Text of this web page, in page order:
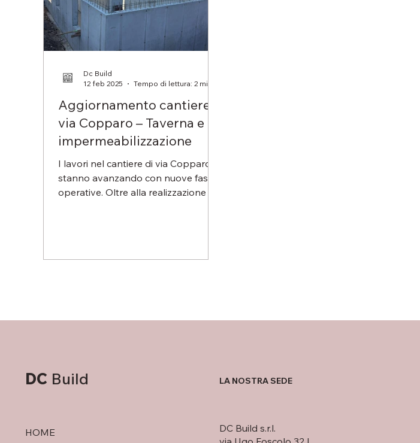
Aggiornamento cantiere
via Copparo – Taverna e
impermeabilizzazione
I lavori nel cantiere di via Copparo
stanno avanzando con nuove fasi
operative. Oltre alla realizzazione del
Dc Build
12 feb 2025
Tempo di lettura: 2 min
DC Build
HOME
LA NOSTRA SEDE
DC Build s.r.l.